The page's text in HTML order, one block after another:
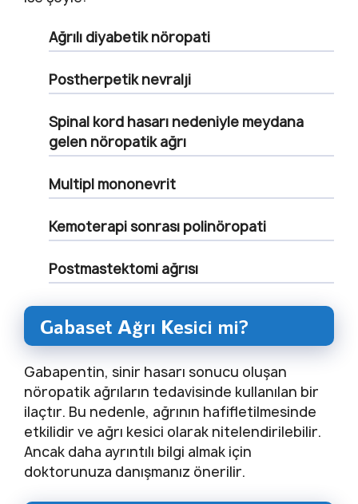
Ağrılı diyabetik nöropati
Postherpetik nevralji
Spinal kord hasarı nedeniyle meydana
gelen nöropatik ağrı
Multipl mononevrit
Kemoterapi sonrası polinöropati
Postmastektomi ağrısı
Gabaset Ağrı Kesici mi?
Gabapentin, sinir hasarı sonucu oluşan
nöropatik ağrıların tedavisinde kullanılan bir
ilaçtır. Bu nedenle, ağrının hafifletilmesinde
etkilidir ve ağrı kesici olarak nitelendirilebilir.
Ancak daha ayrıntılı bilgi almak için
doktorunuza danışmanız önerilir.